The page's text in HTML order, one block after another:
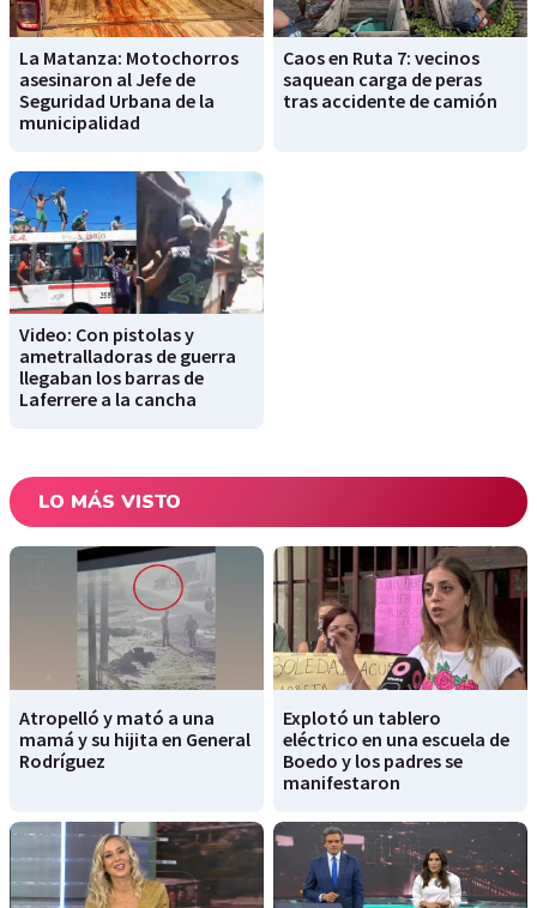
La Matanza: Motochorros
asesinaron al Jefe de
Seguridad Urbana de la
municipalidad
Caos en Ruta 7: vecinos
saquean carga de peras
tras accidente de camión
Video: Con pistolas y
ametralladoras de guerra
llegaban los barras de
Laferrere a la cancha
LO MÁS VISTO
Atropelló y mató a una
mamá y su hijita en General
Rodríguez
Explotó un tablero
eléctrico en una escuela de
Boedo y los padres se
manifestaron